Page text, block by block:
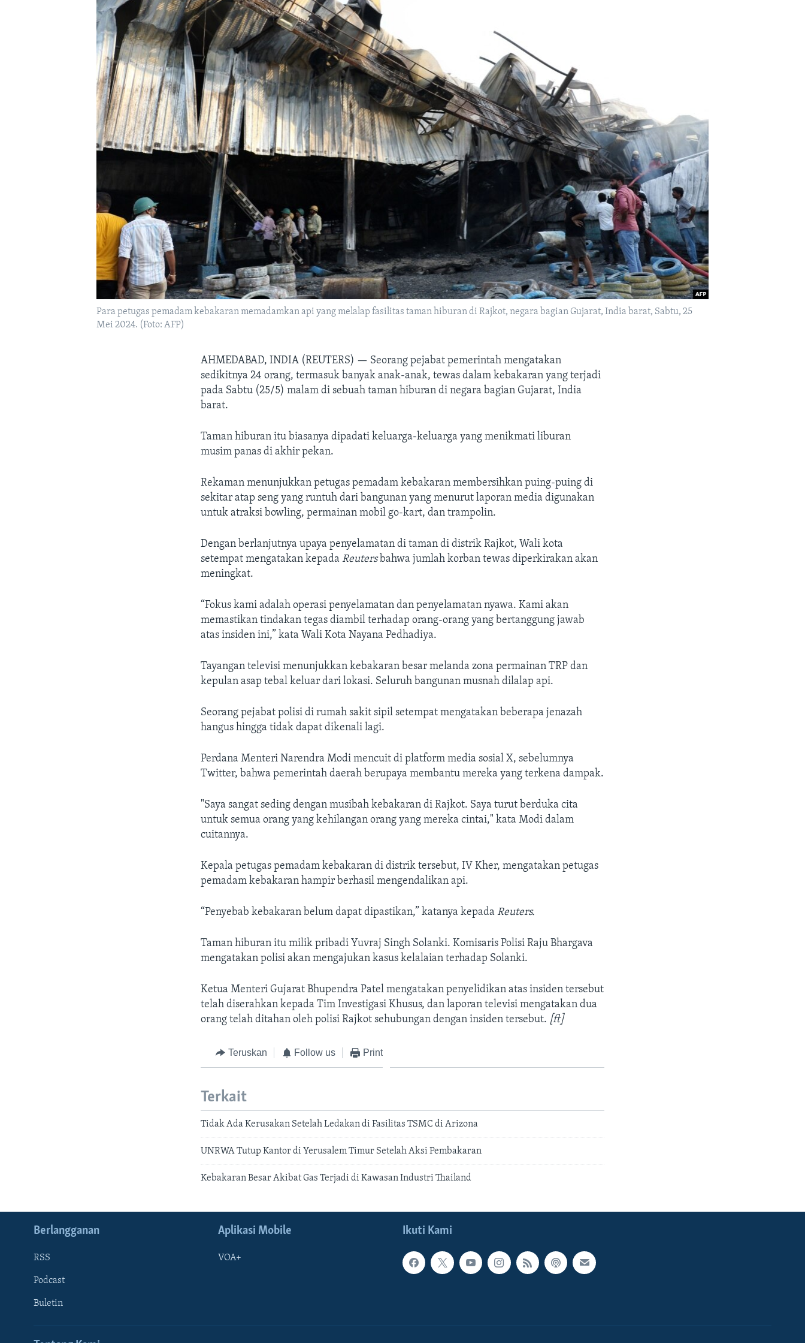
Para petugas pemadam kebakaran memadamkan api yang melalap fasilitas taman hiburan di Rajkot, negara bagian Gujarat, India barat, Sabtu, 25
Mei 2024. (Foto: AFP)
AHMEDABAD, INDIA (REUTERS) — Seorang pejabat pemerintah mengatakan
sedikitnya 24 orang, termasuk banyak anak-anak, tewas dalam kebakaran yang terjadi
pada Sabtu (25/5) malam di sebuah taman hiburan di negara bagian Gujarat, India
barat.
Taman hiburan itu biasanya dipadati keluarga-keluarga yang menikmati liburan
musim panas di akhir pekan.
Rekaman menunjukkan petugas pemadam kebakaran membersihkan puing-puing di
sekitar atap seng yang runtuh dari bangunan yang menurut laporan media digunakan
untuk atraksi bowling, permainan mobil go-kart, dan trampolin.
Dengan berlanjutnya upaya penyelamatan di taman di distrik Rajkot, Wali kota
setempat mengatakan kepadaReutersbahwa jumlah korban tewas diperkirakan akan
meningkat.
“Fokus kami adalah operasi penyelamatan dan penyelamatan nyawa. Kami akan
memastikan tindakan tegas diambil terhadap orang-orang yang bertanggung jawab
atas insiden ini,” kata Wali Kota Nayana Pedhadiya.
Tayangan televisi menunjukkan kebakaran besar melanda zona permainan TRP dan
kepulan asap tebal keluar dari lokasi. Seluruh bangunan musnah dilalap api.
Seorang pejabat polisi di rumah sakit sipil setempat mengatakan beberapa jenazah
hangus hingga tidak dapat dikenali lagi.
Perdana Menteri Narendra Modi mencuit di platform media sosial X, sebelumnya
Twitter, bahwa pemerintah daerah berupaya membantu mereka yang terkena dampak.
"Saya sangat seding dengan musibah kebakaran di Rajkot. Saya turut berduka cita
untuk semua orang yang kehilangan orang yang mereka cintai," kata Modi dalam
cuitannya.
Kepala petugas pemadam kebakaran di distrik tersebut, IV Kher, mengatakan petugas
pemadam kebakaran hampir berhasil mengendalikan api.
“Penyebab kebakaran belum dapat dipastikan,” katanya kepadaReuters.
Taman hiburan itu milik pribadi Yuvraj Singh Solanki. Komisaris Polisi Raju Bhargava
mengatakan polisi akan mengajukan kasus kelalaian terhadap Solanki.
Ketua Menteri Gujarat Bhupendra Patel mengatakan penyelidikan atas insiden tersebut
telah diserahkan kepada Tim Investigasi Khusus, dan laporan televisi mengatakan dua
orang telah ditahan oleh polisi Rajkot sehubungan dengan insiden tersebut. [ft]
Teruskan Follow us Print
Terkait
Tidak Ada Kerusakan Setelah Ledakan di Fasilitas TSMC di Arizona
UNRWA Tutup Kantor di Yerusalem Timur Setelah Aksi Pembakaran
Kebakaran Besar Akibat Gas Terjadi di Kawasan Industri Thailand
Ikuti Kami
Berlangganan
RSS
Podcast
Buletin
Aplikasi Mobile
VOA+